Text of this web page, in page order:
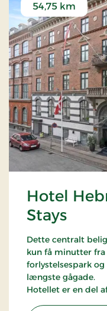
Hotel
Stays
54,75 km
Dette centralt
kun få minutter fra
forlystelsespark
længste gågade.
Hotellet er en del